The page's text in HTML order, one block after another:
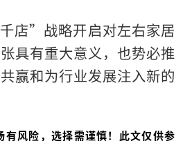
店”战略开启对左右家居
具有重大意义，也势必推
赢和为行业发展注入新的
有风险，选择需谨慎！此文仅供参